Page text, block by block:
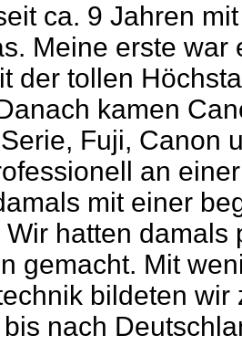
ca. 9 Jahren
Meine erste war
der tollen
kamen
Fuji, Canon
an
mit einer
hatten damals
gemacht. Mit
bildeten wir
nach